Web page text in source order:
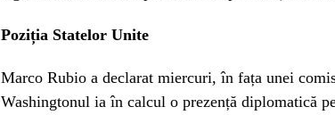
Poziția Statelor Unite
Marco Rubio a declarat miercuri, în fața unei
Washingtonul ia în calcul o prezență diplomatică